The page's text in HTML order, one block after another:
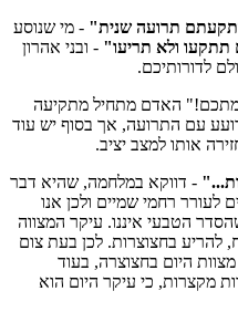
תרועה שנית" - מי שנוסע
ולא תריעו" - ובני אהרון
לדורותיכם.
האדם מתחיל מתקיעה
עם התרועה, אך בסוף יש עוד
אותו למצב יציב.
- דווקא במלחמה, שהיא דבר
לעורר רחמי שמיים ולכן אנו
הטבעי איננו. עיקר המצווה
להריע בחצוצרות. לכן בעת צום
היום בחצוצרה, בעוד
מקצרות, כי עיקר היום הוא